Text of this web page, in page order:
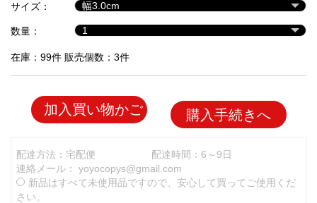
品
サイズ：
数量：
在庫：99件 販売個数：3件
加入買い物かご 購入手続きへ
配達方法：宅配便
配達時間：6～9日
連絡メール： yoyocopys@gmail.com
新品はすべて未使用品ですので、安心して買ってご使用くだ
さい。